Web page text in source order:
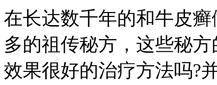
在长达数千年的和牛皮
多的祖传秘方，这些秘
效果很好的治疗方法吗?